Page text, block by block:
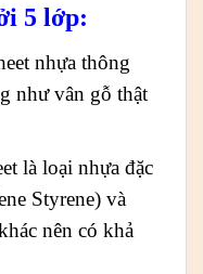
5 lớp:
nhựa thông
như vân gỗ thật
là loại nhựa đặc
Styrene) và
nên có khả